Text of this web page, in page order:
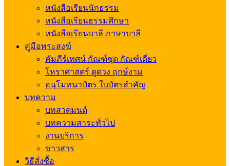
หนังสือเรียนนักธรรม
หนังสือเรียนธรรมศึกษา
หนังสือเรียนบาลี ภาษาบาลี
คู่มือพระสงฆ์
คัมภีร์เทศน์ กัณฑ์ชุด กัณฑ์เดี่ยว
โหราศาสตร์ ดูดวง ฤกษ์งาม
อนุโมทนาบัตร ใบบัตรสำคัญ
บทความ
บทสวดมนต์
บทความสาระทั่วไป
งานบริการ
ข่าวสาร
วิธีสั่งซื้อ